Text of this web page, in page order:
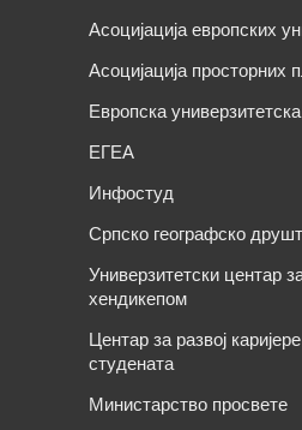
Асоцијација европских
Асоцијација просторних
Европска
ЕГЕА
Инфостуд
Српско географско
Универзитетски центар
хендикепом
Центар за развој
студената
Министарство просвете